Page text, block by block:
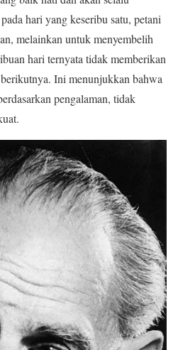
hari yang keseribu satu, petani
melainkan untuk menyembelih
hari ternyata tidak memberikan
Ini menunjukkan bahwa
pengalaman, tidak